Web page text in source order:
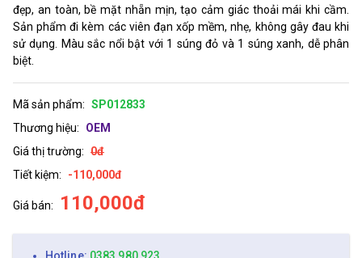
đẹp, an toàn, bề mặt nhẵn mịn, tạo cảm giác thoải mái khi cầm.
Sản phẩm đi kèm các viên đạn xốp mềm, nhẹ, không gây đau khi
sử dụng. Màu sắc nổi bật với 1 súng đỏ và 1 súng xanh, dễ phân
biệt.
Mã sản phẩm: SP012833
Thương hiệu:
OEM
Giá thị trường: 0đ
Tiết kiệm:
-110,000đ
Giá bán: 110,000đ